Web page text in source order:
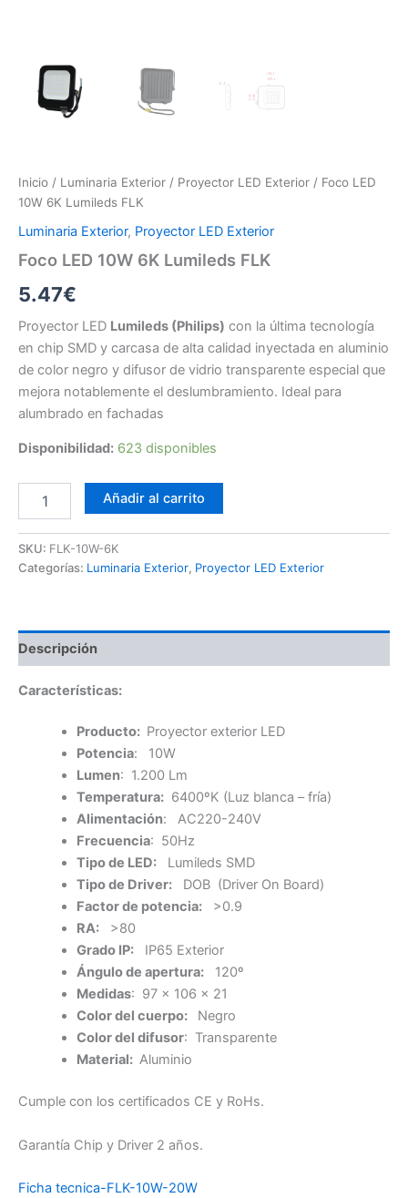
Inicio / Luminaria Exterior / Proyector LED Exterior / Foco LED
10W 6K Lumileds FLK
Luminaria Exterior, Proyector LED Exterior
Foco LED 10W 6K Lumileds FLK
5.47€
Proyector LED Lumileds (Philips) con la última tecnología
en chip SMD y carcasa de alta calidad inyectada en aluminio
de color negro y difusor de vidrio transparente especial que
mejora notablemente el deslumbramiento. Ideal para
alumbrado en fachadas
Disponibilidad: 623 disponibles
6K
Lumileds
Añadir al carrito
SKU: FLK-10W-6K
Categorías: Luminaria Exterior, Proyector LED Exterior
Descripción
Características:
Producto: Proyector exterior LED
Potencia: 10W
Lumen: 1.200 Lm
Temperatura:6400ºK (Luz blanca – fría)
Alimentación: AC220-240V
Frecuencia: 50Hz
Tipo de LED:Lumileds SMD
Tipo de Driver:DOB (Driver On Board)
Factor de potencia:>0.9
RA:>80
Grado IP:IP65 Exterior
Ángulo de apertura:120º
Medidas: 97 x 106 x 21
Color del cuerpo:
Negro
Color del difusor: Transparente
Material: Aluminio
Cumple con los certificados CE y RoHs.
Garantía Chip y Driver 2 años.
Ficha tecnica-FLK-10W-20W